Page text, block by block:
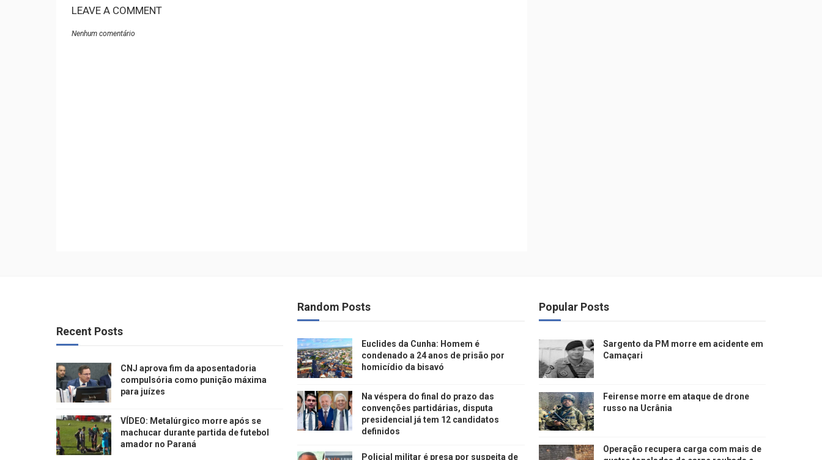
LEAVE A COMMENT
Nenhum comentário
Recent Posts
CNJ aprova fim da aposentadoria
compulsória como punição máxima
para juízes
VÍDEO: Metalúrgico morre após se
machucar durante partida de futebol
amador no Paraná
Random Posts
Euclides da Cunha: Homem é
condenado a 24 anos de prisão por
homicídio da bisavó
Na véspera do final do prazo das
convenções partidárias, disputa
presidencial já tem 12 candidatos
definidos
Policial militar é presa por suspeita de
Popular Posts
Sargento da PM morre em acidente em
Camaçari
Feirense morre em ataque de drone
russo na Ucrânia
Operação recupera carga com mais de